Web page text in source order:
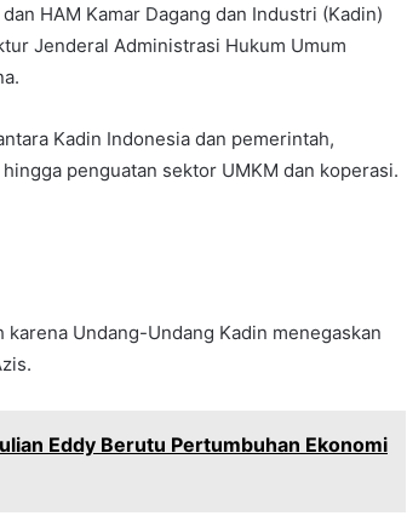
HAM Kamar Dagang dan Industri (Kadin)
Jenderal Administrasi Hukum Umum
Kadin Indonesia dan pemerintah,
penguatan sektor UMKM dan koperasi.
Undang-Undang Kadin menegaskan
Eddy Berutu Pertumbuhan Ekonomi